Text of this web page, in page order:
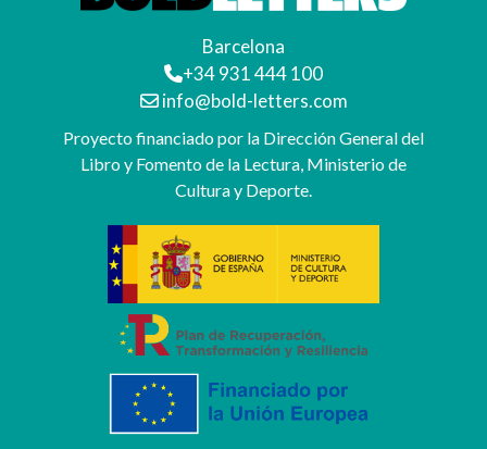
Barcelona
+34 931 444 100
info@bold-letters.com
Proyecto financiado por la Dirección General del
Libro y Fomento de la Lectura, Ministerio de
Cultura y Deporte.